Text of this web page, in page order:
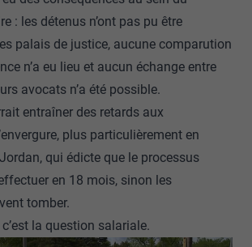
: les détenus n’ont pas pu être
palais de justice, aucune comparution
n’a eu lieu et aucun échange entre
avocats n’a été possible.
entraîner des retards aux
plus particulièrement en
qui édicte que le processus
en 18 mois, sinon les
tomber.
la question salariale.